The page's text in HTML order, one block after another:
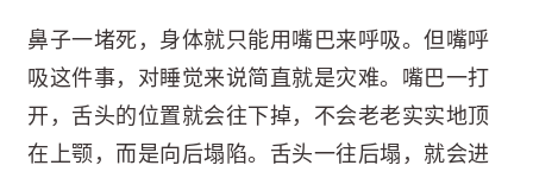
鼻子一堵死，身体就只能用嘴巴来呼吸。但嘴呼
吸这件事，对睡觉来说简直就是灾难。嘴巴一打
开，舌头的位置就会往下掉，不会老老实实地顶
在上颚，而是向后塌陷。舌头一往后塌，就会进